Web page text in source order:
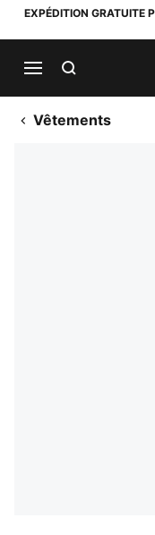
EXPÉDITION GRATUITE
Vêtements